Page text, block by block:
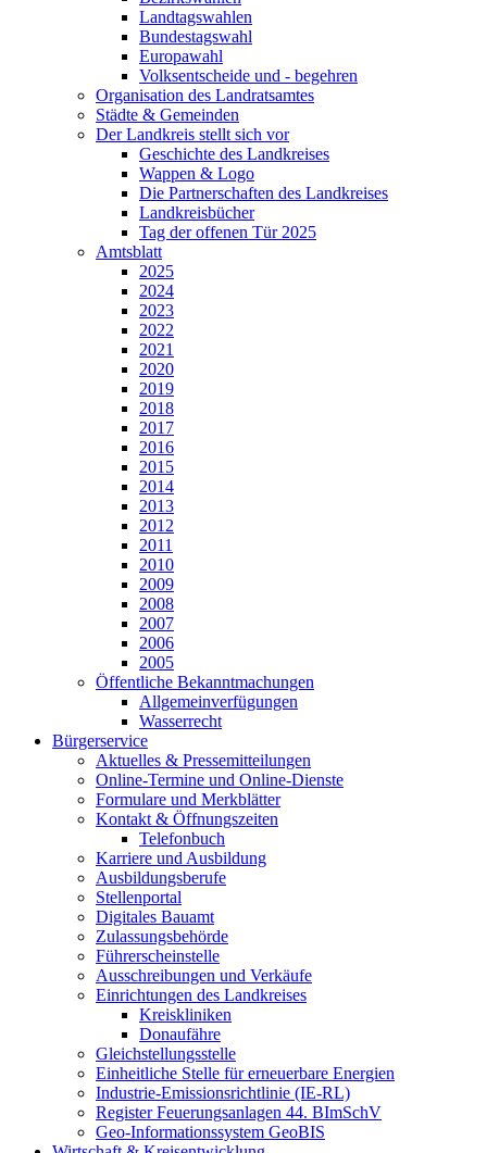
Landtagswahlen
Bundestagswahl
Europawahl
Volksentscheide und - begehren
Organisation des Landratsamtes
Städte & Gemeinden
Der Landkreis stellt sich vor
Geschichte des Landkreises
Wappen & Logo
Die Partnerschaften des Landkreises
Landkreisbücher
Tag der offenen Tür 2025
Amtsblatt
2025
2024
2023
2022
2021
2020
2019
2018
2017
2016
2015
2014
2013
2012
2011
2010
2009
2008
2007
2006
2005
Öffentliche Bekanntmachungen
Allgemeinverfügungen
Wasserrecht
Bürgerservice
Aktuelles & Pressemitteilungen
Online-Termine und Online-Dienste
Formulare und Merkblätter
Kontakt & Öffnungszeiten
Telefonbuch
Karriere und Ausbildung
Ausbildungsberufe
Stellenportal
Digitales Bauamt
Zulassungsbehörde
Führerscheinstelle
Ausschreibungen und Verkäufe
Einrichtungen des Landkreises
Kreiskliniken
Donaufähre
Gleichstellungsstelle
Einheitliche Stelle für erneuerbare Energien
Industrie-Emissionsrichtlinie (IE-RL)
Register Feuerungsanlagen 44. BImSchV
Geo-Informationssystem GeoBIS